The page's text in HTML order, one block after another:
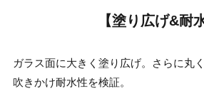
【塗り広げ&耐
ガラス面に大きく塗り広げ。さらに丸
吹きかけ耐水性を検証。